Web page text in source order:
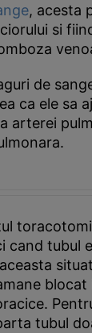
, acesta
si
de
ca ele sa
arterei
cand tubul
blocat
tubul